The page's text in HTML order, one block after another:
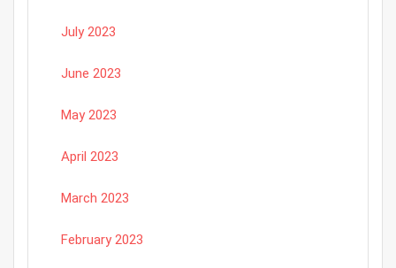
July 2023
June 2023
May 2023
April 2023
March 2023
February 2023